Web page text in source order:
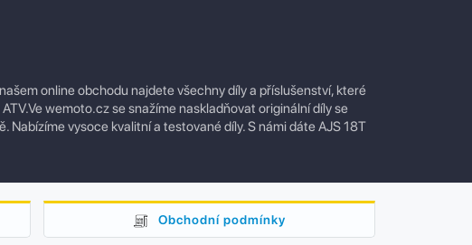
online obchodu najdete všechny díly a příslušenství, které
wemoto.cz se snažíme naskladňovat originální díly se
vysoce kvalitní a testované díly. S námi dáte AJS 18T
Obchodní podmínky